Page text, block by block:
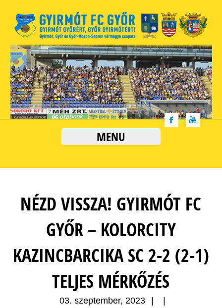
MENU
NÉZD VISSZA! GYIRMÓT FC
GYŐR – KOLORCITY
KAZINCBARCIKA SC 2-2 (2-1)
TELJES MÉRKŐZÉS
03. szeptember, 2023